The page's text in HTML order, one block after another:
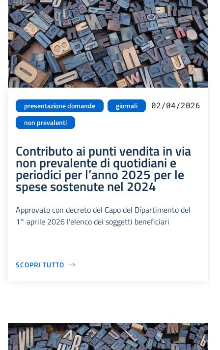
presentazione domande
giornali
non prevalenti
02/04/2026
Contributo ai punti vendita in via
non prevalente di quotidiani e
periodici per l’anno 2025 per le
spese sostenute nel 2024
Approvato con decreto del Capo del Dipartimento del
1° aprile 2026 l’elenco dei soggetti beneficiari
SCOPRI TUTTO